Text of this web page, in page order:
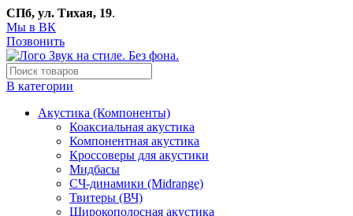
СПб, ул. Тихая, 19.
Мы в ВК
Позвонить
В категории
Акустика (Компоненты)
Коаксиальная акустика
Компонентная акустика
Кроссоверы для акустики
Мидбасы
СЧ-динамики (Midrange)
Твитеры (ВЧ)
Широкополосная акустика